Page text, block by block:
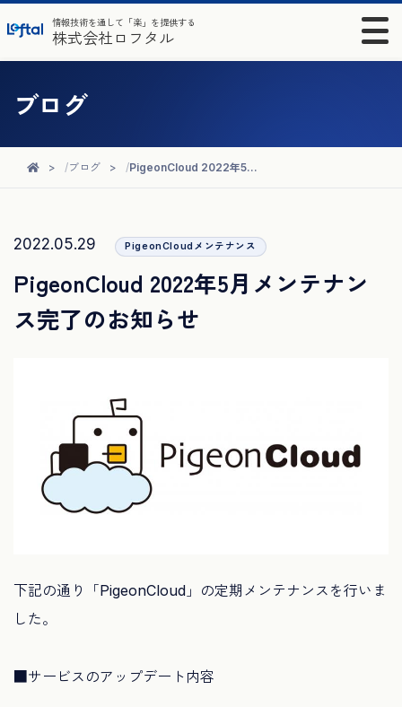
情報技術を通して「楽」を提供する
株式会社ロフタル
ブログ
ブログ PigeonCloud 2022年5月メンテナンス完了のお知らせ
2022.05.29 PigeonCloudメンテナンス
PigeonCloud 2022年5月メンテナン
ス完了のお知らせ
下記の通り「PigeonCloud」の定期メンテナンスを行いま
した。
■サービスのアップデート内容